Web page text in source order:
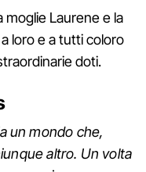
moglie Laurene e la
loro e a tutti coloro
doti.
un mondo che,
altro. Un volta